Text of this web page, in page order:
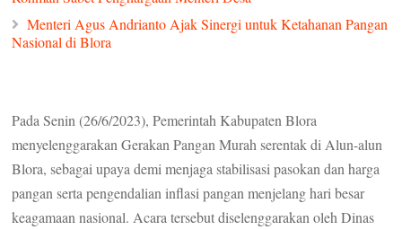
Menteri Agus Andrianto Ajak Sinergi untuk Ketahanan Pangan
Nasional di Blora
Pada Senin (26/6/2023), Pemerintah Kabupaten Blora
menyelenggarakan Gerakan Pangan Murah serentak di Alun-alun
Blora, sebagai upaya demi menjaga stabilisasi pasokan dan harga
pangan serta pengendalian inflasi pangan menjelang hari besar
keagamaan nasional. Acara tersebut diselenggarakan oleh Dinas